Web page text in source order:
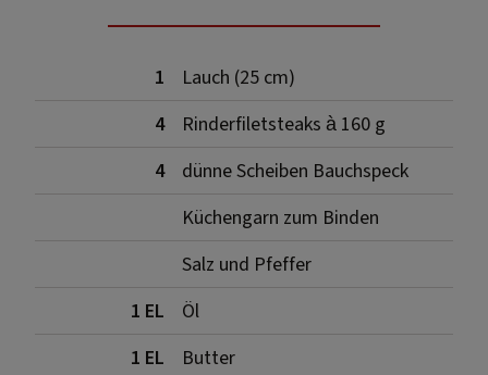
1
Lauch (25 cm)
4
Rinderfiletsteaks à 160 g
4
dünne Scheiben Bauchspeck
Küchengarn zum Binden
Salz und Pfeffer
1 EL
Öl
1 EL
Butter